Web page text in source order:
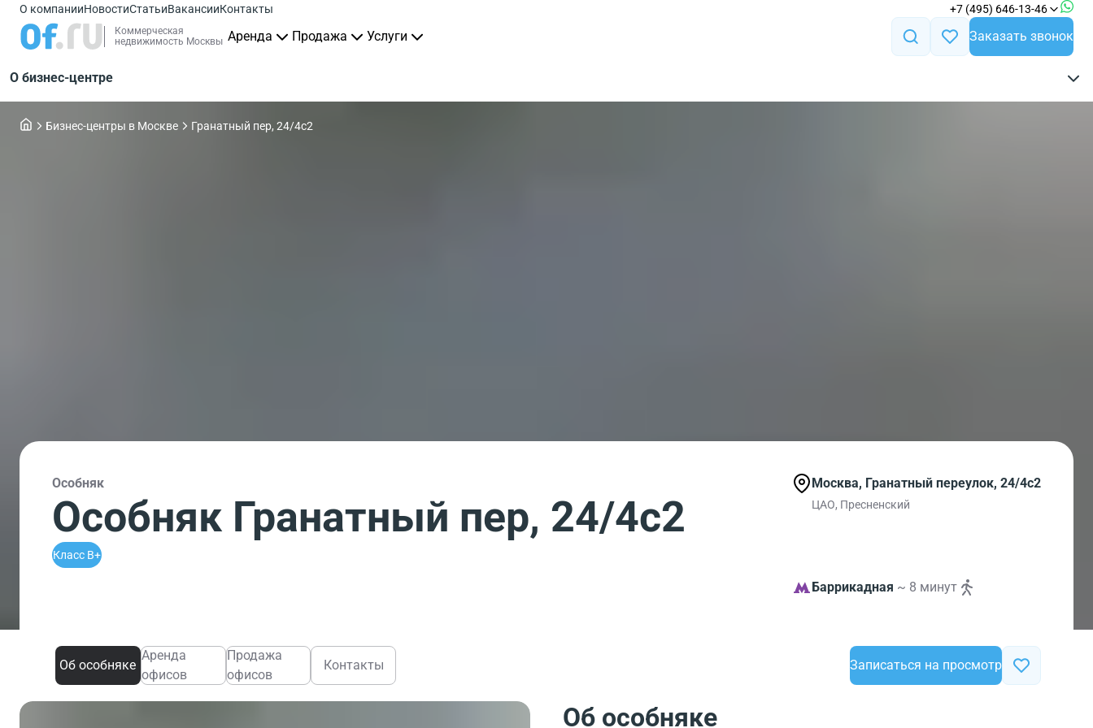
О компанииНовостиСтатьиВакансииКонтакты +7 (495) 646-13-46
Коммерческая
недвижимость Москвы Аренда Продажа Услуги Заказать звонок
О бизнес-центре
Бизнес-центры в Москве Гранатный пер, 24/4с2
Особняк
Особняк Гранатный пер, 24/4с2
Класс B+
Москва, Гранатный переулок, 24/4с2
ЦАО, Пресненский
Баррикадная ~ 8 минут
Об особняке
Аренда
офисов
Продажа
офисов
Контакты Записаться на просмотр
Об особняке